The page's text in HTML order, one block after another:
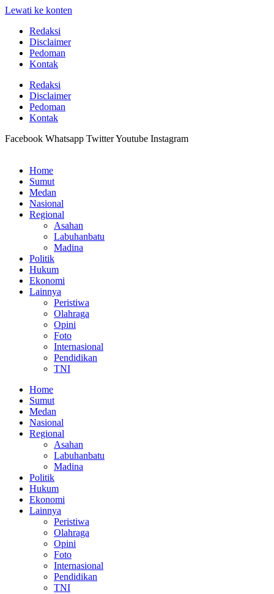
Lewati ke konten
Redaksi
Disclaimer
Pedoman
Kontak
Redaksi
Disclaimer
Pedoman
Kontak
Facebook Whatsapp TwitterYoutube Instagram
Home
Sumut
Medan
Nasional
Regional
Asahan
Labuhanbatu
Madina
Politik
Hukum
Ekonomi
Lainnya
Peristiwa
Olahraga
Opini
Foto
Internasional
Pendidikan
TNI
Home
Sumut
Medan
Nasional
Regional
Asahan
Labuhanbatu
Madina
Politik
Hukum
Ekonomi
Lainnya
Peristiwa
Olahraga
Opini
Foto
Internasional
Pendidikan
TNI